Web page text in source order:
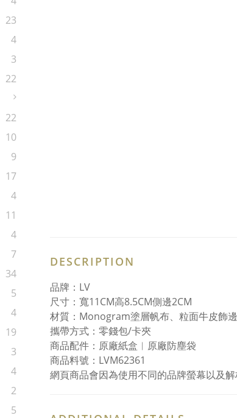
23
4
3
22
22
10
9
17
4
11
4
7
34
5
4
19
3
4
2
5
DESCRIPTION
品牌：LV
尺寸：寬11CM高8.5CM側邊2CM
材質：Monogram塗層帆布、粒面牛皮飾
攜帶方式：零錢包/卡夾
商品配件：原廠紙盒︱原廠防塵袋
商品料號：LVM62361
網頁商品會因為使用不同的品牌螢幕以及